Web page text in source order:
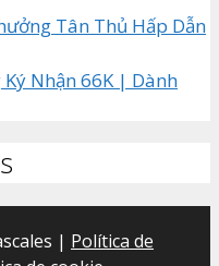
Tân Thủ Hấp Dẫn
Nhận 66K | Dành
| Política de